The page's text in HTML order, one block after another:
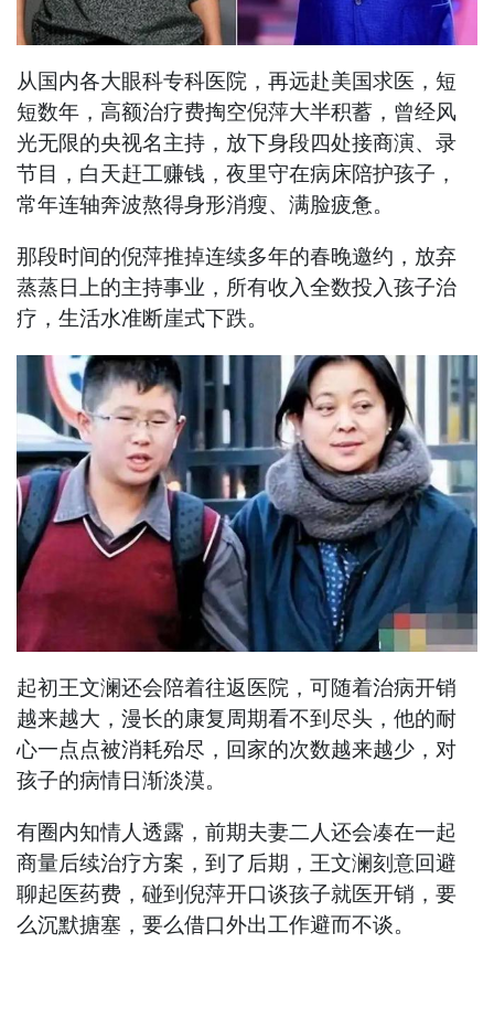
从国内各大眼科专科医院，再远赴美国求医，短
短数年，高额治疗费掏空倪萍大半积蓄，曾经风
光无限的央视名主持，放下身段四处接商演、录
节目，白天赶工赚钱，夜里守在病床陪护孩子，
常年连轴奔波熬得身形消瘦、满脸疲惫。
那段时间的倪萍推掉连续多年的春晚邀约，放弃
蒸蒸日上的主持事业，所有收入全数投入孩子治
疗，生活水准断崖式下跌。
起初王文澜还会陪着往返医院，可随着治病开销
越来越大，漫长的康复周期看不到尽头，他的耐
心一点点被消耗殆尽，回家的次数越来越少，对
孩子的病情日渐淡漠。
有圈内知情人透露，前期夫妻二人还会凑在一起
商量后续治疗方案，到了后期，王文澜刻意回避
聊起医药费，碰到倪萍开口谈孩子就医开销，要
么沉默搪塞，要么借口外出工作避而不谈。